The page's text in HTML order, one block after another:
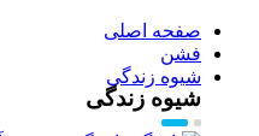
صفحه اصلی
فشن
شیوه زندگی
شیوه زندگی